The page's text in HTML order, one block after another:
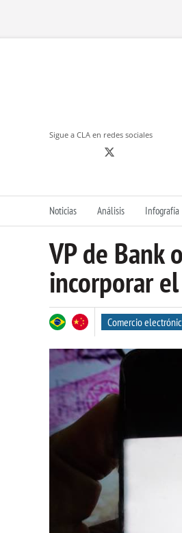
i
Sigue a CLA en redes sociales
Noticias Análisis Infografía
VP de Bank
incorporar
Comercio